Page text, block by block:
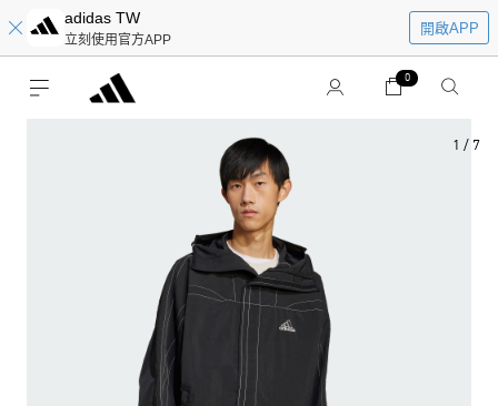
adidas TW
立刻使用官方APP
開啟APP
0
1 / 7